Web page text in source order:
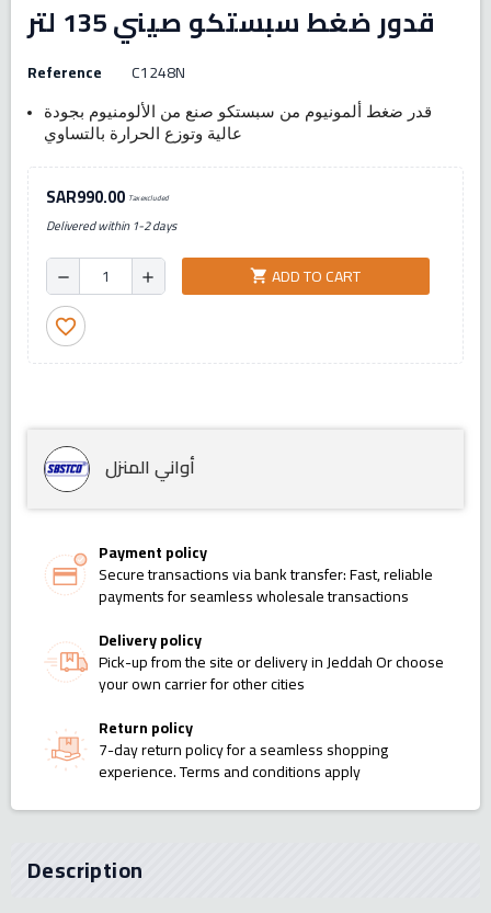
قدور ضغط سبستكو صيني 135 لتر
Reference C1248N
قدر ضغط ألمونيوم من سبستكو صنع من الألومنيوم بجودة
عالية وتوزع الحرارة بالتساوي
SAR990.00 Tax excluded
Delivered within 1-2 days
remove add shopping_cart ADD TO CART
favorite_border
أواني المنزل
Payment policy
Secure transactions via bank transfer: Fast, reliable
payments for seamless wholesale transactions
Delivery policy
Pick-up from the site or delivery in Jeddah Or choose
your own carrier for other cities
Return policy
7-day return policy for a seamless shopping
experience. Terms and conditions apply
Description